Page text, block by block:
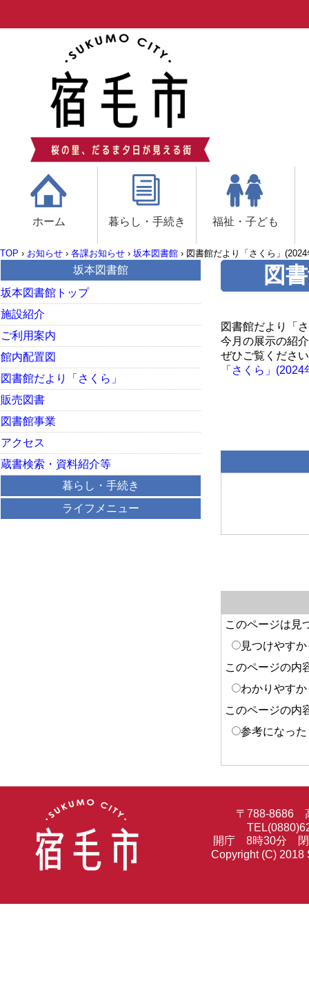
ホーム 暮らし・手続き 福祉・子ども
TOP › お知らせ › 各課お知らせ › 坂本図書館 › 図書館だより「さくら」
図
図書館だより「
今月の展示の紹
ぜひご覧くださ
「さくら」
このページは見
見つけやす
このページの内
わかりやす
このページの内
参考になった
坂本図書館
坂本図書館トップ
施設紹介
ご利用案内
館内配置図
図書館だより「さくら」
販売図書
図書館事業
アクセス
蔵書検索・資料紹介等
暮らし・手続き
ライフメニュー
〒788-8686
開庁 8時30分 閉
Copyright (C) 2018